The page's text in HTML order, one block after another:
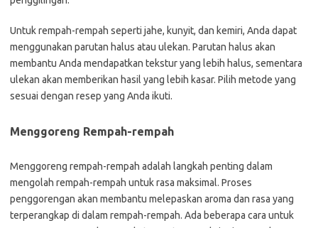
Untuk rempah-rempah seperti jahe, kunyit, dan kemiri, Anda dapat
menggunakan parutan halus atau ulekan. Parutan halus akan
membantu Anda mendapatkan tekstur yang lebih halus, sementara
ulekan akan memberikan hasil yang lebih kasar. Pilih metode yang
sesuai dengan resep yang Anda ikuti.
Menggoreng Rempah-rempah
Menggoreng rempah-rempah adalah langkah penting dalam
mengolah rempah-rempah untuk rasa maksimal. Proses
penggorengan akan membantu melepaskan aroma dan rasa yang
terperangkap di dalam rempah-rempah. Ada beberapa cara untuk